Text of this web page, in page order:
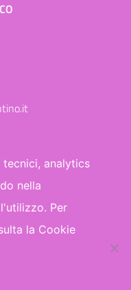
analytics
nella
Per
la Cookie